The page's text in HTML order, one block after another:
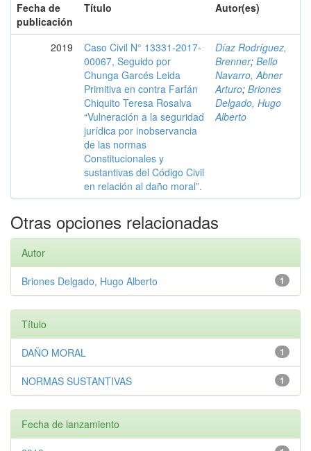
Fecha de
publicación
Título Autor(es)
2019
Caso Civil N° 13331-2017-
00067, Seguido por
Chunga Garcés Leida
Primitiva en contra Farfán
Chiquito Teresa Rosalva
“Vulneración a la seguridad
jurídica por inobservancia
de las normas
Constitucionales y
sustantivas del Código Civil
en relación al daño moral”.
Díaz Rodríguez,
Brenner; Bello
Navarro, Abner
Arturo; Briones
Delgado, Hugo
Alberto
Otras opciones relacionadas
Autor
1
Briones Delgado, Hugo Alberto
Título
1
DAÑO MORAL
1
NORMAS SUSTANTIVAS
Fecha de lanzamiento